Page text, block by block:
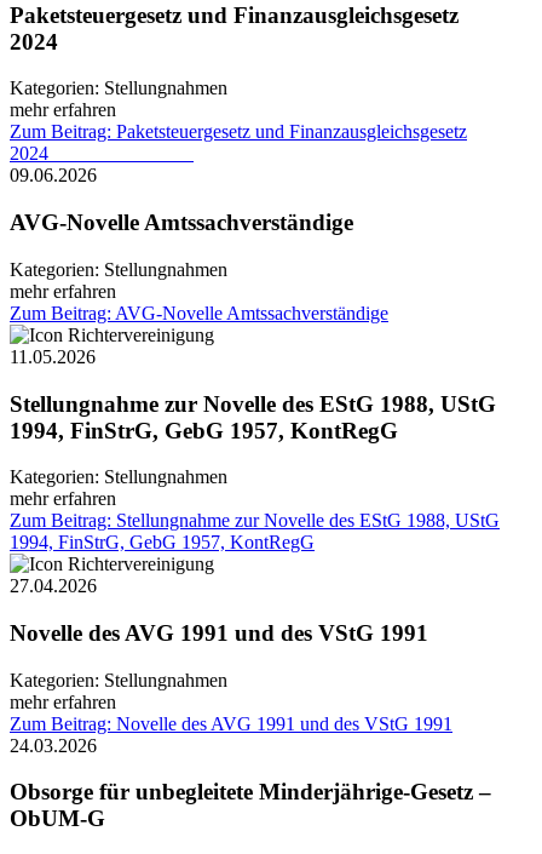
Paketsteuergesetz und Finanzausgleichsgesetz
2024
Kategorien: Stellungnahmen
mehr erfahren
Zum Beitrag: Paketsteuergesetz und Finanzausgleichsgesetz
2024
09.06.2026
AVG-Novelle Amtssachverständige
Kategorien: Stellungnahmen
mehr erfahren
Zum Beitrag: AVG-Novelle Amtssachverständige
11.05.2026
Stellungnahme zur Novelle des EStG 1988, UStG
1994, FinStrG, GebG 1957, KontRegG
Kategorien: Stellungnahmen
mehr erfahren
Zum Beitrag: Stellungnahme zur Novelle des EStG 1988, UStG
1994, FinStrG, GebG 1957, KontRegG
27.04.2026
Novelle des AVG 1991 und des VStG 1991
Kategorien: Stellungnahmen
mehr erfahren
Zum Beitrag: Novelle des AVG 1991 und des VStG 1991
24.03.2026
Obsorge für unbegleitete Minderjährige-Gesetz –
ObUM-G